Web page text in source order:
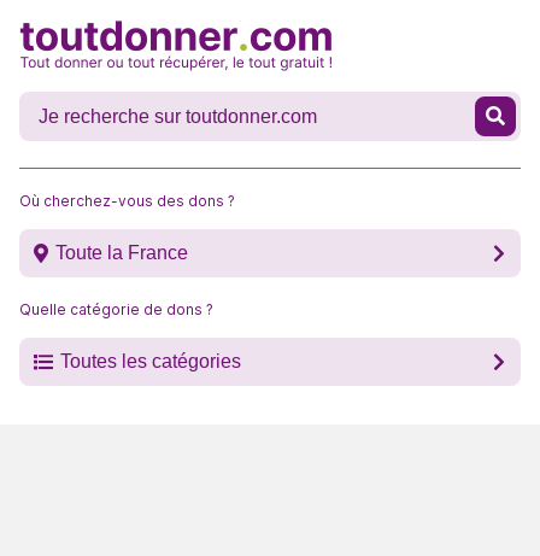
Où cherchez-vous des dons ?
Toute la France
Quelle catégorie de dons ?
Toutes les catégories